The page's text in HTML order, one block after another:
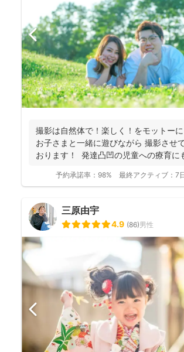
撮影は自然体で！楽しく！をモットー
お子さまと一緒に遊びながら 撮影させ
おります！ 発達凸凹の児童への療育に
予約承諾率： 98% 最終アクティブ： 7
三原由宇
4.9 (86)男性